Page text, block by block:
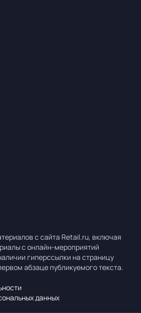
с сайта Retail.ru, включая
с онлайн-мероприятий
гиперссылки на страницу
абзаце публикуемого текста.
данных